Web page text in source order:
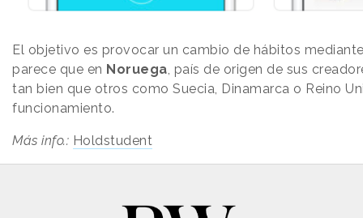
El objetivo es provocar un cambio de hábitos
parece que en Noruega, país de origen de sus
tan bien que otros como Suecia, Dinamarca o Reino
funcionamiento.
Más info.: Holdstudent